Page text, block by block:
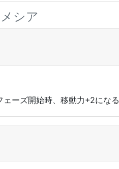
シア
ーズ開始時、移動力+2になる